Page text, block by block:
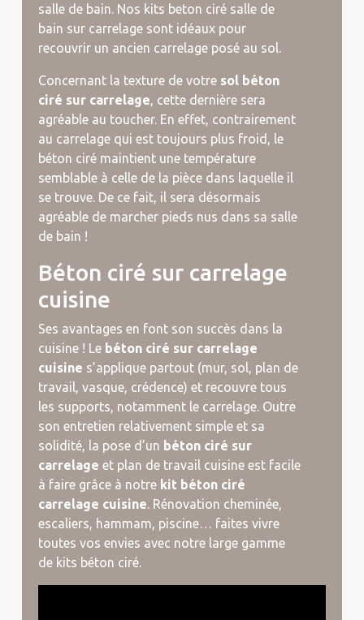
salle de bain. Nos kits beton ciré salle de
bain sur carrelage sont idéaux pour
recouvrir un ancien carrelage posé au sol.
Concernant la texture de votre sol béton
ciré sur carrelage, cette dernière sera
agréable au toucher. En effet, contrairement
au carrelage qui est toujours plus froid, le
béton ciré maintient une température
semblable à celle de la pièce dans laquelle il
se trouve. De ce fait, il sera désormais
agréable de marcher pieds nus dans sa salle
de bain !
Béton ciré sur carrelage
cuisine
Ses avantages en font son succès dans la
cuisine ! Le béton ciré sur carrelage
cuisine s’applique partout (mur, sol, plan de
travail, vasque, crédence) et recouvre tous
les supports, notamment le carrelage. Outre
son entretien relativement simple et sa
solidité, la pose d’un béton ciré sur
carrelage et plan de travail cuisine est facile
à faire grâce à notre kit béton ciré
carrelage cuisine. Rénovation cheminée,
escaliers, hammam, piscine… faites vivre
toutes vos envies avec notre large gamme
de kits béton ciré.